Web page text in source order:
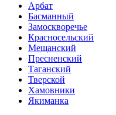
Арбат
Басманный
Замоскворечье
Красносельский
Мещанский
Пресненский
Таганский
Тверской
Хамовники
Якиманка